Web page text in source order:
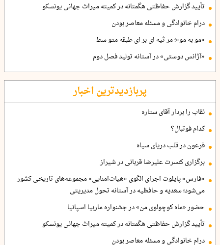
تأیید گزارش حفاظتی هگمتانه در کمیته میراث جهانی یونسکو
درام خانوادگی و مسئله معاصر بودن
«مو به مو»؛ مر ثیه ای بر ای طبقه متو سط
«آژانس دوستی» در آستانه تولید فصل دوم
پربازدیدترین اخبار
نقاب را بردار آقای ستاره
کدام فوتبال؟
فرعون در قلب دریای سیاه
برگزاری کنسرت علیرضا قربانی در شیراز
«فارس» پایلوت اجرای الگوی «هیات‌امنایی» مجموعه‌های تاریخی کشور
می‌شود؛ سعدیه و حافظیه در آستانه تحول مدیریتی
حضور «ماه کوچولوی من» در جشنواره ماربیا اسپانیا
تأیید گزارش حفاظتی هگمتانه در کمیته میراث جهانی یونسکو
درام خانوادگی و مسئله معاصر بودن